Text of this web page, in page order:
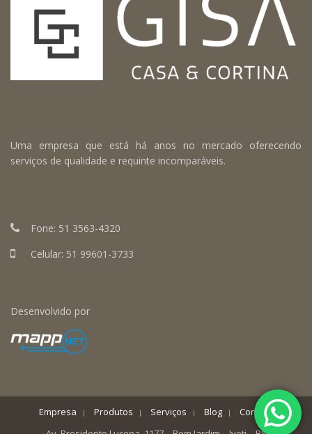
Uma empresa que está há anos no mercado oferecendo
serviços de qualidade e requinte incomparáveis.
Fone: 51 3563-4320
Celular: 51 99601-3733
Desenvolvido por
Empresa Produtos Serviços Blog
Contato